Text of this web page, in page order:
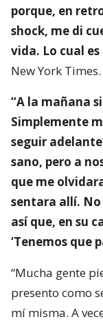
porque, en
shock, me di
vida. Lo cual
New York Times.
“A la mañana
Simplemente
seguir
sano, pero a
que me
sentara allí.
así que, en su
‘Tenemos que
“Mucha gente
presento como
mí misma. A